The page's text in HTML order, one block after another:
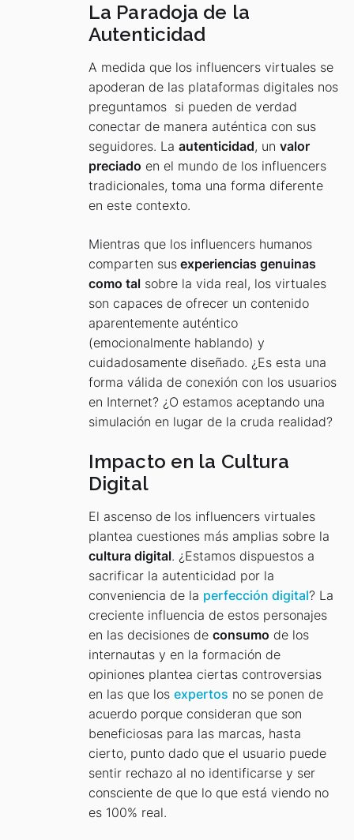
La Paradoja de la
Autenticidad
A medida que los influencers virtuales se
apoderan de las plataformas digitales nos
preguntamos si pueden de verdad
conectar de manera auténtica con sus
seguidores. La autenticidad, un valor
preciado en el mundo de los influencers
tradicionales, toma una forma diferente
en este contexto.
Mientras que los influencers humanos
comparten sus experiencias genuinas
como tal sobre la vida real, los virtuales
son capaces de ofrecer un contenido
aparentemente auténtico
(emocionalmente hablando) y
cuidadosamente diseñado. ¿Es esta una
forma válida de conexión con los usuarios
en Internet? ¿O estamos aceptando una
simulación en lugar de la cruda realidad?
Impacto en la Cultura
Digital
El ascenso de los influencers virtuales
plantea cuestiones más amplias sobre la
cultura digital. ¿Estamos dispuestos a
sacrificar la autenticidad por la
conveniencia de la perfección digital? La
creciente influencia de estos personajes
en las decisiones de consumo de los
internautas y en la formación de
opiniones plantea ciertas controversias
en las que los expertos no se ponen de
acuerdo porque consideran que son
beneficiosas para las marcas, hasta
cierto, punto dado que el usuario puede
sentir rechazo al no identificarse y ser
consciente de que lo que está viendo no
es 100% real.